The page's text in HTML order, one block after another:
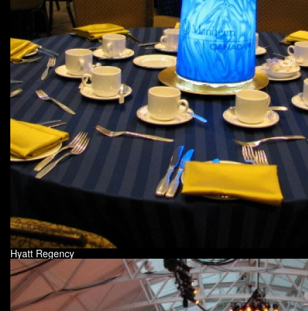
Hyatt Regency